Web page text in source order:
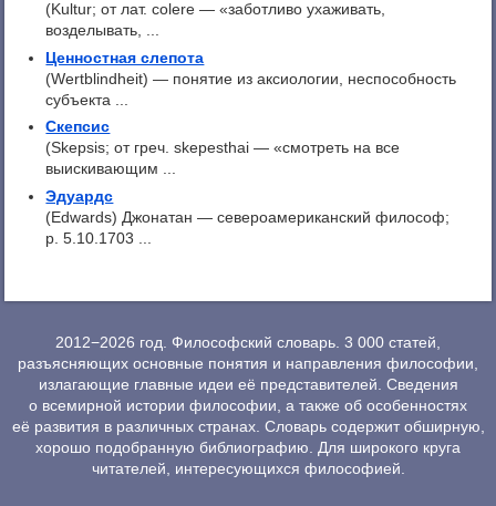
(Kultur; от лат. colere — «заботливо ухаживать,
возделывать, ...
Ценностная слепота
(Wertblindheit) — понятие из аксиологии, неспособность
субъекта ...
Скепсис
(Skepsis; от греч. skepesthai — «смотреть на все
выискивающим ...
Эдуардс
(Edwards) Джонатан — североамериканский философ;
p. 5.10.1703 ...
2012−2026 год. Философский словарь. 3 000 статей,
разъясняющих основные понятия и направления философии,
излагающие главные идеи её представителей. Сведения
о всемирной истории философии, а также об особенностях
её развития в различных странах. Словарь содержит обширную,
хорошо подобранную библиографию. Для широкого круга
читателей, интересующихся философией.